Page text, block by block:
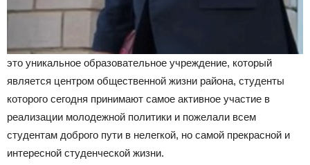
это уникальное образовательное учреждение, который
является центром общественной жизни района, студенты
которого сегодня принимают самое активное участие в
реализации молодежной политики и пожелали всем
студентам доброго пути в нелегкой, но самой прекрасной и
интересной студенческой жизни.